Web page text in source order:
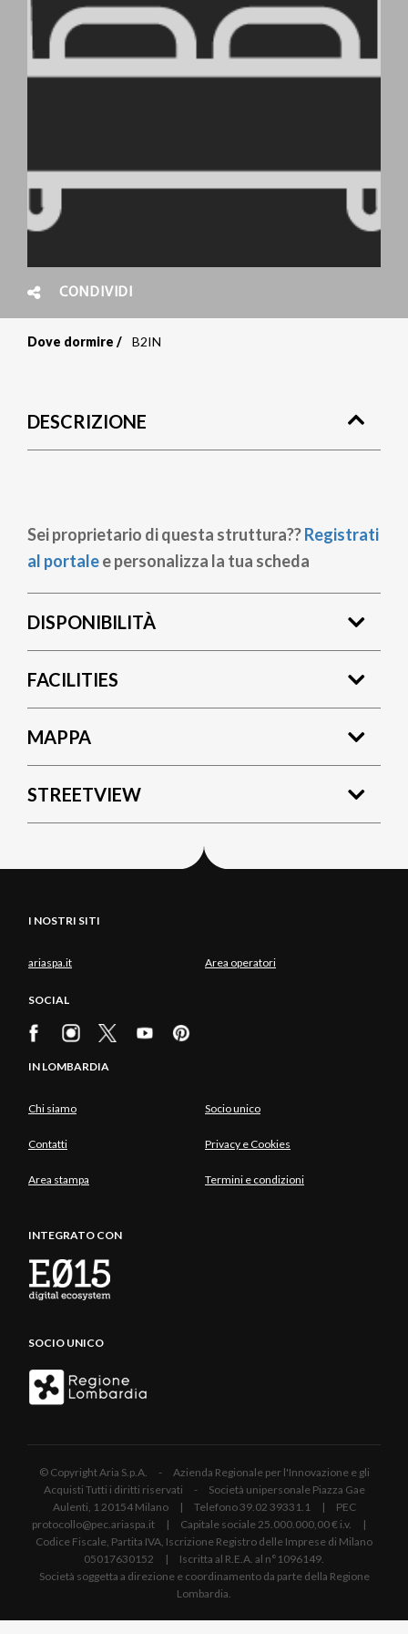
CONDIVIDI
pane
Dove dormire B2IN
DESCRIZIONE
Sei proprietario di questa struttura??Registrati
al portalee personalizza la tua scheda
DISPONIBILITÀ
FACILITIES
MAPPA
STREETVIEW
I NOSTRI SITI
ariaspa.it Area operatori
SOCIAL
IN LOMBARDIA
Chi siamo Socio unico
Contatti Privacy e Cookies
Area stampa Termini e condizioni
INTEGRATO CON
SOCIO UNICO
© Copyright Aria S.p.A. - Azienda Regionale per l'Innovazione e gli
Acquisti Tutti i diritti riservati - Società unipersonale Piazza Gae
Aulenti, 1 20154 Milano | Telefono 39.02 39331.1 | PEC
protocollo@pec.ariaspa.it | Capitale sociale 25.000.000,00 € i.v. |
Codice Fiscale, Partita IVA, Iscrizione Registro delle Imprese di Milano
05017630152 | Iscritta al R.E.A. al n°1096149.
Società soggetta a direzione e coordinamento da parte della Regione
Lombardia.